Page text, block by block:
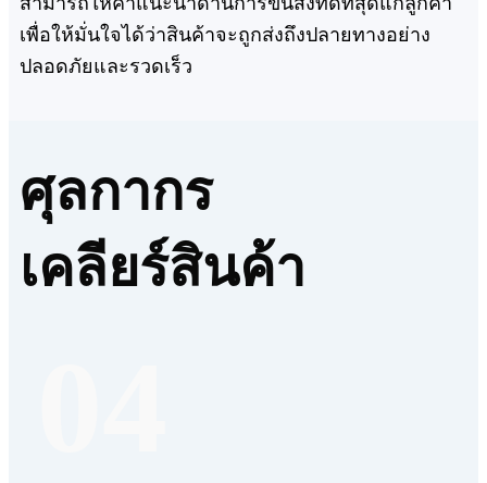
เพื่อให้มั่นใจได้ว่าสินค้าจะถูกส่งถึงปลายทางอย่าง
ปลอดภัยและรวดเร็ว
ศุลกากร
เคลียร์สินค้า